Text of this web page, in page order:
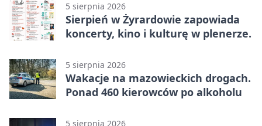
5 sierpnia 2026
Sierpień w Żyrardowie zapowiada
koncerty, kino i kulturę w plenerze.
5 sierpnia 2026
Wakacje na mazowieckich drogach.
Ponad 460 kierowców po alkoholu
5 sierpnia 2026